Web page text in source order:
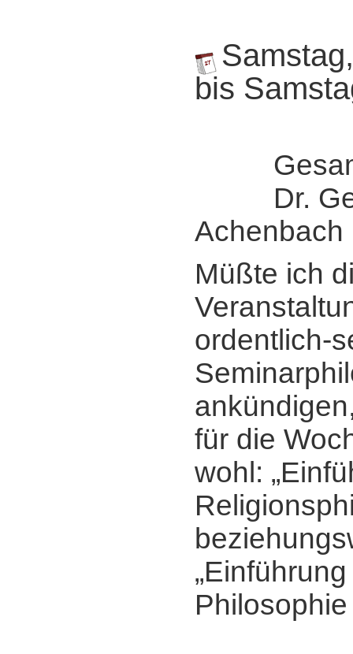
bis
Dr.
Achenbach
Müßte ich
ordentlich-
für die
wohl: